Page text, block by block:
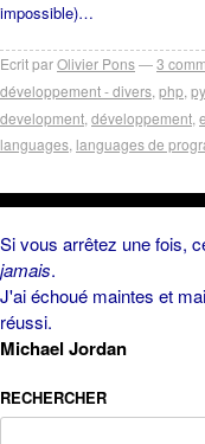
impossible)…
Ecrit parOlivier Pons 3
développement - divers php
development développement
languages languages de
Si vous arrêtez une fois,
jamais.
J'ai échoué maintes et
réussi.
Michael Jordan
RECHERCHER